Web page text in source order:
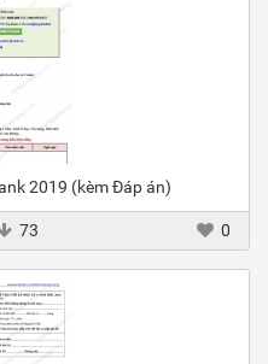
2019 (kèm Đáp án)
73 0